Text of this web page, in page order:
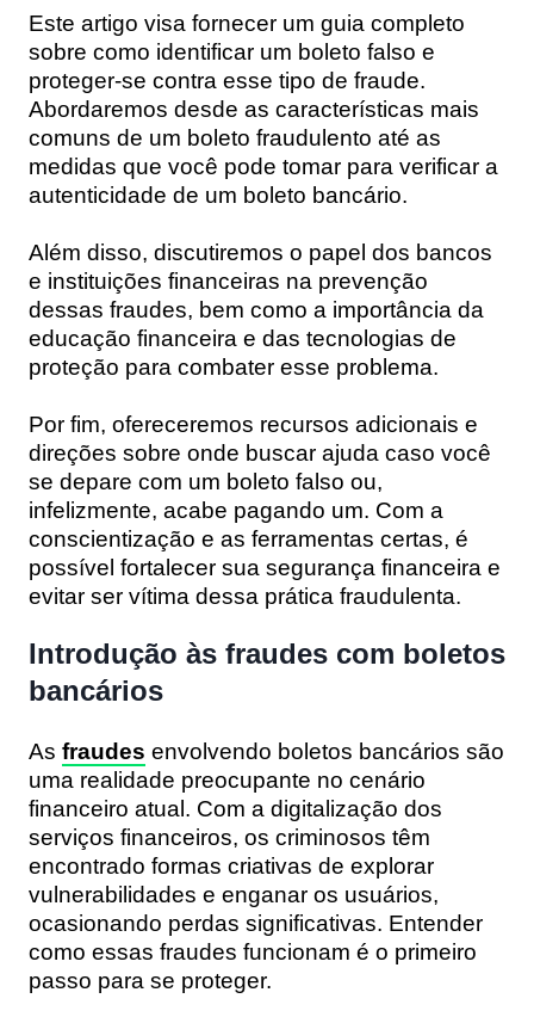
Este artigo visa fornecer um guia completo
sobre como identificar um boleto falso e
proteger-se contra esse tipo de fraude.
Abordaremos desde as características mais
comuns de um boleto fraudulento até as
medidas que você pode tomar para verificar a
autenticidade de um boleto bancário.
Além disso, discutiremos o papel dos bancos
e instituições financeiras na prevenção
dessas fraudes, bem como a importância da
educação financeira e das tecnologias de
proteção para combater esse problema.
Por fim, ofereceremos recursos adicionais e
direções sobre onde buscar ajuda caso você
se depare com um boleto falso ou,
infelizmente, acabe pagando um. Com a
conscientização e as ferramentas certas, é
possível fortalecer sua segurança financeira e
evitar ser vítima dessa prática fraudulenta.
Introdução às fraudes com boletos
bancários
As fraudes envolvendo boletos bancários são
uma realidade preocupante no cenário
financeiro atual. Com a digitalização dos
serviços financeiros, os criminosos têm
encontrado formas criativas de explorar
vulnerabilidades e enganar os usuários,
ocasionando perdas significativas. Entender
como essas fraudes funcionam é o primeiro
passo para se proteger.